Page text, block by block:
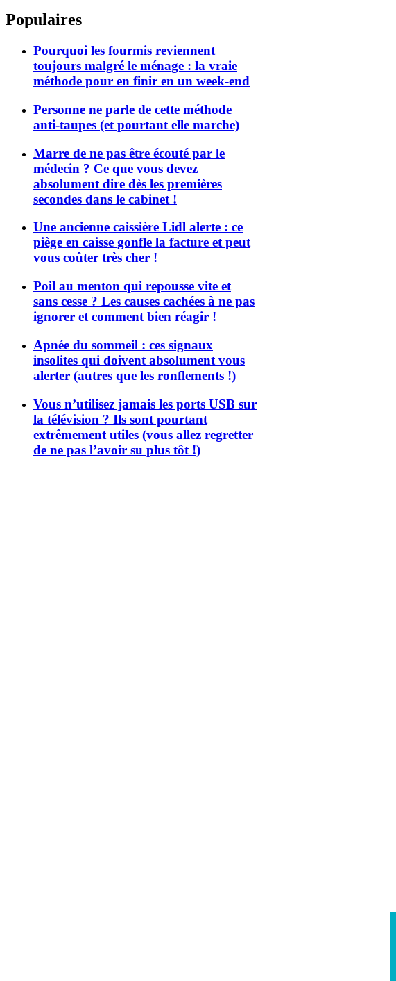
Populaires
Pourquoi les fourmis reviennent
toujours malgré le ménage : la vraie
méthode pour en finir en un week-end
Personne ne parle de cette méthode
anti-taupes (et pourtant elle marche)
Marre de ne pas être écouté par le
médecin ? Ce que vous devez
absolument dire dès les premières
secondes dans le cabinet !
Une ancienne caissière Lidl alerte : ce
piège en caisse gonfle la facture et peut
vous coûter très cher !
Poil au menton qui repousse vite et
sans cesse ? Les causes cachées à ne pas
ignorer et comment bien réagir !
Apnée du sommeil : ces signaux
insolites qui doivent absolument vous
alerter (autres que les ronflements !)
Vous n’utilisez jamais les ports USB sur
la télévision ? Ils sont pourtant
extrêmement utiles (vous allez regretter
de ne pas l’avoir su plus tôt !)